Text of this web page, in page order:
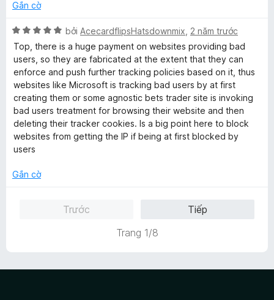
ố
n
s
ố
t
o
n
Gắn cờ
X
ế
p
h
ạ
n
g
5
t
r
n
bởi AcecardflipsHatsdownmix 2 năm trước
Top, there is a huge payment on websites providing bad
users, so they are fabricated at the extent that they can
enforce and push further tracking policies based on it, thus
websites like Microsoft is tracking bad users by at first
creating them or some agnostic bets trader site is invoking
bad users treatment for browsing their website and then
deleting their tracker cookies. Is a big point here to block
websites from getting the IP if being at first blocked by
users
Gắn cờ
Trước
Tiếp
Trang 1/8